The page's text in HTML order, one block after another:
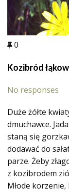
0
Kozibród
No responses
Duże żółte
dmuchawce.
staną się
dodawać do
parze. Żeby
z kozibrodem
Młode